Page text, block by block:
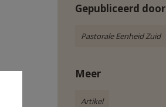
Gepubliceerd door
Pastorale Eenheid Zuid
Meer
Artikel